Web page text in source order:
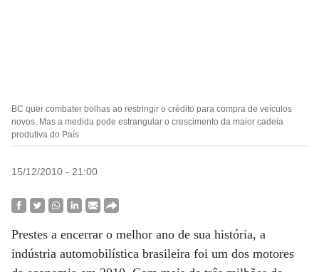
BC quer combater bolhas ao restringir o crédito para compra de veículos
novos. Mas a medida pode estrangular o crescimento da maior cadeia
produtiva do País
15/12/2010 - 21:00
Prestes a encerrar o melhor ano de sua história, a
indústria automobilística brasileira foi um dos motores